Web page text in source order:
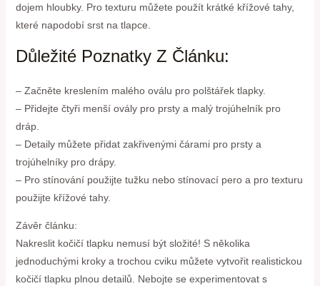
dojem hloubky. Pro texturu můžete použít krátké křížové tahy,
které napodobí srst na tlapce.
Důležité Poznatky Z Článku:
– Začněte kreslením malého oválu pro polštářek tlapky.
– Přidejte čtyři menší ovály pro prsty a malý trojúhelník pro
dráp.
– Detaily můžete přidat zakřivenými čárami pro prsty a
trojúhelníky pro drápy.
– Pro stínování použijte tužku nebo stínovací pero a pro texturu
použijte křížové tahy.
Závěr článku:
Nakreslit kočičí tlapku nemusí být složité! S několika
jednoduchými kroky a trochou cviku můžete vytvořit realistickou
kočičí tlapku plnou detailů. Nebojte se experimentovat s